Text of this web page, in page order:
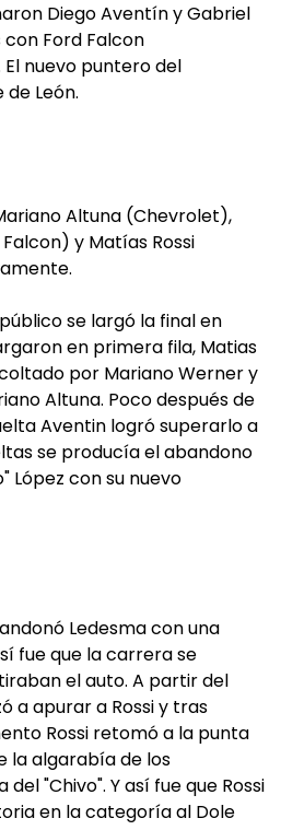
Diego Aventín y Gabriel
con Ford Falcon
nuevo puntero del
León.
Altuna (Chevrolet),
y Matías Rossi
se largó la final en
en primera fila, Matias
por Mariano Werner y
Altuna. Poco después de
Aventin logró superarlo a
se producía el abandono
López con su nuevo
Ledesma con una
fue que la carrera se
el auto. A partir del
a apurar a Rossi y tras
Rossi retomó a la punta
la algarabía de los
"Chivo". Y así fue que Rossi
en la categoría al Dole